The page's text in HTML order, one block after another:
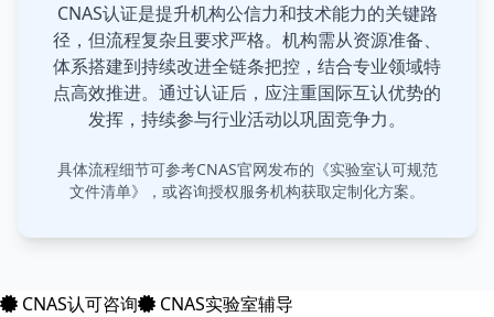
CNAS认证是提升机构公信力和技术能力的关键路
径，但流程复杂且要求严格。机构需从资源准备、
体系搭建到持续改进全链条把控，结合专业领域特
点高效推进。通过认证后，应注重国际互认优势的
发挥，持续参与行业活动以巩固竞争力。
具体流程细节可参考CNAS官网发布的《实验室认可规范
文件清单》，或咨询授权服务机构获取定制化方案。
CNAS认可咨询
CNAS实验室辅导